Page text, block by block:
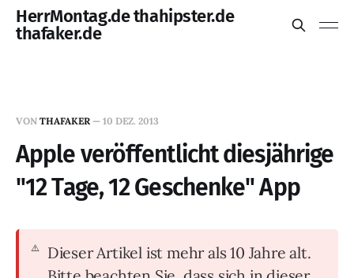
HerrMontag.de thahipster.de
thafaker.de
VON THAFAKER — 10 DEZ. 2013
Apple veröffentlicht diesjährige
"12 Tage, 12 Geschenke" App
Dieser Artikel ist mehr als 10 Jahre alt.